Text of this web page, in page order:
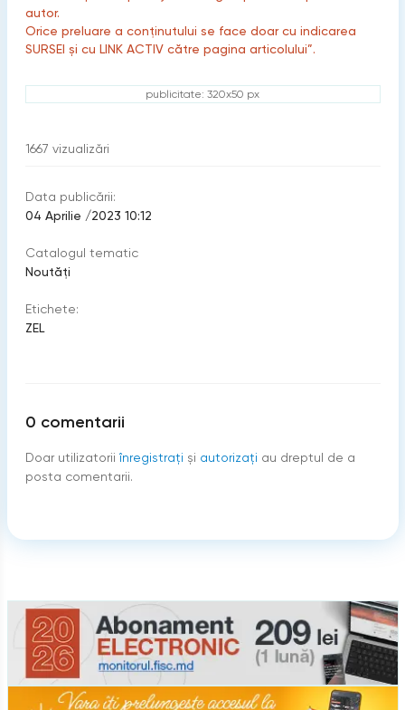
autor.
Orice preluare a conținutului se face doar cu indicarea
SURSEI și cu LINK ACTIV către pagina articolului”.
publicitate: 320x50 px
1667 vizualizări
Data publicării:
04 Aprilie /2023 10:12
Catalogul tematic
Noutăți
Etichete:
ZEL
0 comentarii
Doar utilizatorii înregistraţi şi autorizați au dreptul de a
posta comentarii.